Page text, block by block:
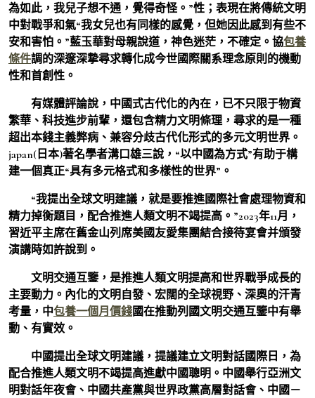
為如此，我兒子想不通，覺得奇怪。”性；表現在將傳統文明
中對戰爭和氣“我女兒也有同樣的感覺，但她因此感到有些不
安和害怕。”藍玉華對母親說道，神色迷茫，不確定。協包養
條件調的深邃深摯尋求轉化成今世國際關系理念原則的機動
性和首創性。
有媒體評論說，中國式古代化的內在，已不只限于物資
繁華、科技進步前輩，還包含精力文明條理，尋求的是一種
超出本錢主義弊病、兼容分歧古代化形式的多元文明世界。
japan(日本)著名學者溝口雄三說，“以中國為方式”有助于構
建一個真正“具有多元格式和多樣性的世界”。
“我提出全球文明建議，就是要推進國際社會處理物資和
精力掉衡題目，配合推進人類文明不竭提高。”2023年11月，
習近平主席在舊金山列席美國友愛集團結合接待宴會并頒發
演講時如許說到。
文明交通互鑒，是推進人類文明提高和世界戰爭成長的
主要動力。內化的文明自發、宏闊的全球視野、深奧的汗青
考量，中包養一個月價錢國在推動列國文明交通互鑒中有舉
動、有實效。
中國提出全球文明建議，提議建立文明對話國際日，為
配合推進人類文明不竭提高進獻中國聰明。中國舉行亞洲文
明對話年夜會、中國共產黨與世界政黨高層對話會、中國－